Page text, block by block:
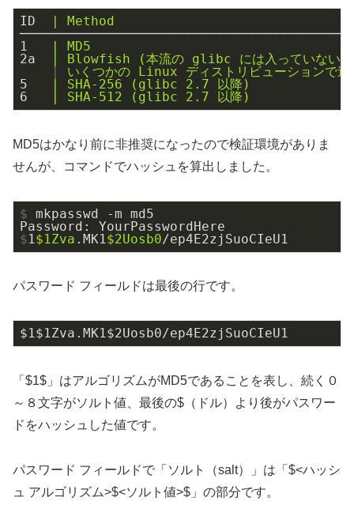
ID
| Method
1
| MD5
2a
| Blowfish (本流の glibc には入っていない;
|
いくつかの Linux ディストリビューションで追
5
| SHA-256 (glibc 2.7 以降)
6
| SHA-512 (glibc 2.7 以降)
MD5はかなり前に非推奨になったので検証環境がありま
せんが、コマンドでハッシュを算出しました。
$ mkpasswd -m md5
$1 $1Zva .MK1 $2Uosb0/ep4E2zjSuoCIeU1
パスワード フィールドは最後の行です。
$1$1Zva.MK1$2Uosb0/ep4E2zjSuoCIeU1
「$1$」はアルゴリズムがMD5であることを表し、続く０
～８文字がソルト値、最後の$（ドル）より後がパスワー
ドをハッシュした値です。
パスワード フィールドで「ソルト（salt）」は「$<ハッシ
ュ アルゴリズム>$<ソルト値>$」の部分です。